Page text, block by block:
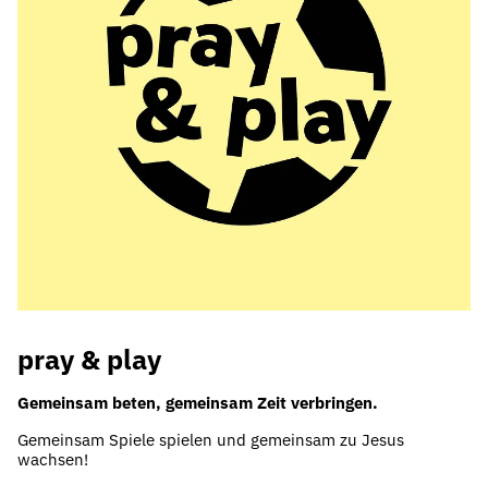
pray & play
Gemeinsam beten, gemeinsam Zeit verbringen.
Gemeinsam Spiele spielen und gemeinsam zu Jesus
wachsen!